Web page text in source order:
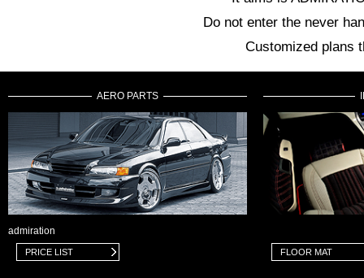
Do not enter the never
Customized plans
AERO PARTS
admiration
PRICE LIST FLOOR MAT